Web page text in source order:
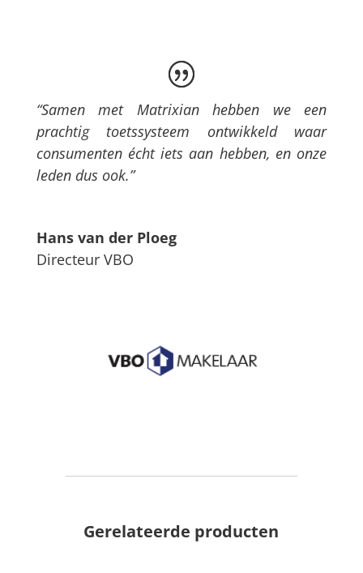
“Samen met Matrixian hebben we een
prachtig toetssysteem ontwikkeld waar
consumenten écht iets aan hebben, en onze
leden dus ook.”
Hans van der Ploeg
Directeur VBO
Gerelateerde producten